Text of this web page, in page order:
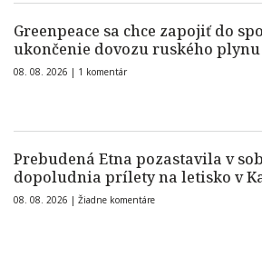
Greenpeace sa chce zapojiť do
ukončenie dovozu ruského plynu
08. 08. 2026 | 1 komentár
Prebudená Etna pozastavila v
dopoludnia prílety na letisko v
08. 08. 2026 | Žiadne komentáre